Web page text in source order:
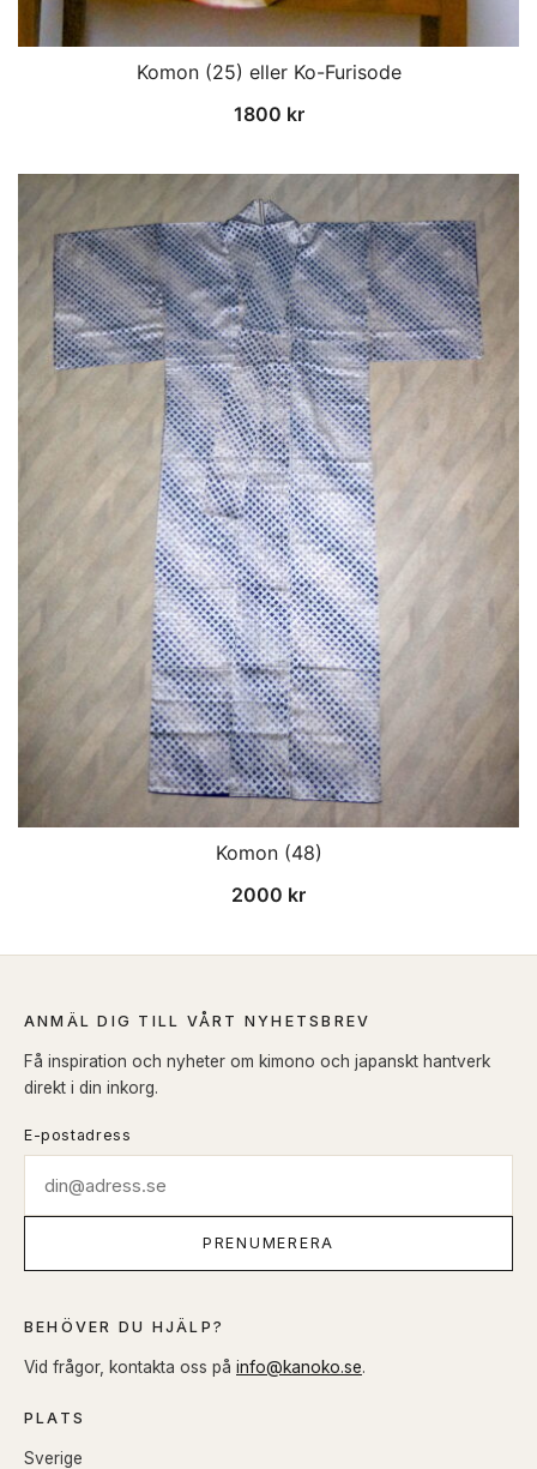
Komon (25) eller Ko-Furisode
1800 kr
Komon (48)
2000 kr
ANMÄL DIG TILL VÅRT NYHETSBREV
Få inspiration och nyheter om kimono och japanskt hantverk
direkt i din inkorg.
E-postadress
PRENUMERERA
BEHÖVER DU HJÄLP?
Vid frågor, kontakta oss på info@kanoko.se.
PLATS
Sverige